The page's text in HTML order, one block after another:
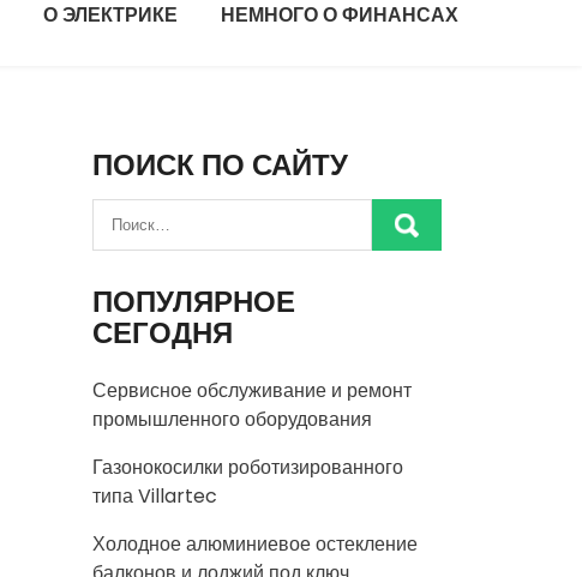
О ЭЛЕКТРИКЕ НЕМНОГО О ФИНАНСАХ
ПОИСК ПО САЙТУ
ПОПУЛЯРНОЕ
СЕГОДНЯ
Сервисное обслуживание и ремонт
промышленного оборудования
Газонокосилки роботизированного
типа Villartec
Холодное алюминиевое остекление